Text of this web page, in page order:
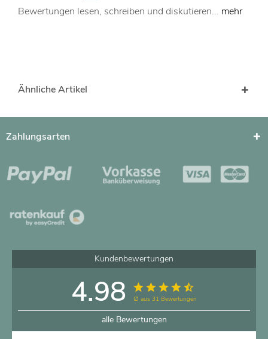
Bewertungen lesen, schreiben und diskutieren... mehr
Ähnliche Artikel
Zahlungsarten
Kundenbewertungen
4.98 ∅ aus 31 Bewertungen
alle Bewertungen